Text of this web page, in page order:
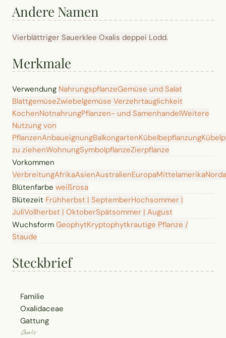
Andere Namen
Vierblättriger Sauerklee Oxalis deppei Lodd.
Merkmale
Verwendung NahrungspflanzeGemüse und Salat
BlattgemüseZwiebelgemüse Verzehrtauglichkeit
KochenNotnahrungPflanzen- und SamenhandelWeitere
Nutzung von
PflanzenAnbaueignungBalkongartenKübelbepflanzung
zu ziehenWohnungSymbolpflanzeZierpflanze
Vorkommen
VerbreitungAfrikaAsienAustralienEuropaMittelamerika
Blütenfarbe weißrosa
Blütezeit Frühherbst | SeptemberHochsommer |
JuliVollherbst | OktoberSpätsommer | August
Wuchsform GeophytKryptophytkrautige Pflanze /
Staude
Steckbrief
Familie
Oxalidaceae
Gattung
Oxalis